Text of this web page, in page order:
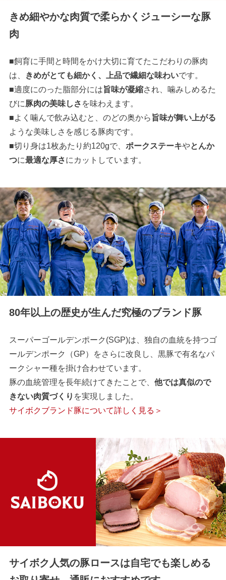
きめ細やかな肉質で柔らかくジューシーな豚
肉
■飼育に手間と時間をかけ大切に育てたこだわりの豚肉
は、
きめがとても細かく、上品で繊細な味わいです。
■適度にのった脂部分には旨味が凝縮され、噛みしめるた
びに豚肉の美味しさ を味わえます。
■よく噛んで飲み込むと、のどの奥から 旨味が舞い上がる
ような美味しさを感じる豚肉です。
■切り身は1枚あたり約120gで、 ポークステーキやとんか
つに最適な厚さにカットしています。
80年以上の歴史が生んだ究極のブランド豚
スーパーゴールデンポーク(SGP)は、独自の血統を持つゴ
ールデンポーク（GP）をさらに改良し、黒豚で有名なパ
ークシャー種を掛け合わせています。
豚の血統管理を長年続けてきたことで、 他では真似ので
きない肉質づくり を実現しました。
サイボクブランド豚について詳しく見る＞
サイボク人気の豚ロースは自宅でも楽しめる